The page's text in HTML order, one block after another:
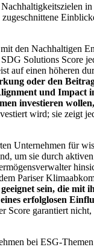
den Nachhaltigen
Solutions Score
auf einen höheren
oder den
und Impact
investieren
wird; sie zeigt
Unternehmen für
um sie durch
Pariser
sein, die mit
erfolglosen
Score garantiert
bei ESG-